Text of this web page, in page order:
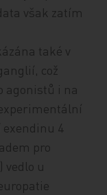
však zatím
také v
což
agonistů i na
exendinu 4
pro
vedlo u